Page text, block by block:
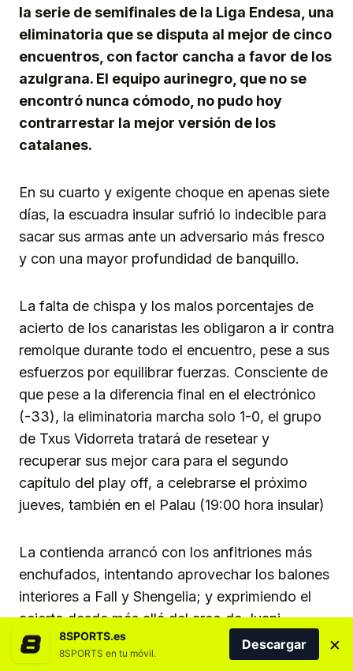
la serie de semifinales de la Liga Endesa, una
eliminatoria que se disputa al mejor de cinco
encuentros, con factor cancha a favor de los
azulgrana. El equipo aurinegro, que no se
encontró nunca cómodo, no pudo hoy
contrarrestar la mejor versión de los
catalanes.
En su cuarto y exigente choque en apenas siete
días, la escuadra insular sufrió lo indecible para
sacar sus armas ante un adversario más fresco
y con una mayor profundidad de banquillo.
La falta de chispa y los malos porcentajes de
acierto de los canaristas les obligaron a ir contra
remolque durante todo el encuentro, pese a sus
esfuerzos por equilibrar fuerzas. Consciente de
que pese a la diferencia final en el electrónico
(-33), la eliminatoria marcha solo 1-0, el grupo
de Txus Vidorreta tratará de resetear y
recuperar sus mejor cara para el segundo
capítulo del play off, a celebrarse el próximo
jueves, también en el Palau (19:00 hora insular)
La contienda arrancó con los anfitriones más
enchufados, intentando aprovechar los balones
interiores a Fall y Shengelia; y exprimiendo el
acierto desde más allá del arco de Juani
Marcos, para tratar de abrir brecha desde un
princpio (7-0, 9-2). Reaccionó el conjunto
8SPORTS.es
8SPORTS en tu móvil.
Descargar ×